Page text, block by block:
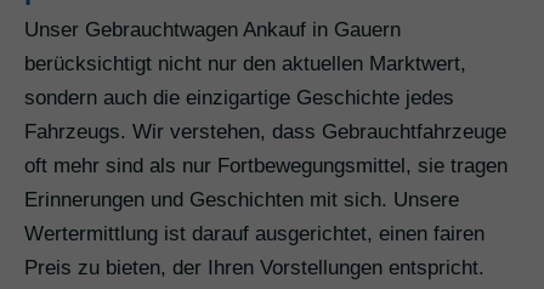
Unser Gebrauchtwagen Ankauf in Gauern
berücksichtigt nicht nur den aktuellen Marktwert,
sondern auch die einzigartige Geschichte jedes
Fahrzeugs. Wir verstehen, dass Gebrauchtfahrzeuge
oft mehr sind als nur Fortbewegungsmittel, sie tragen
Erinnerungen und Geschichten mit sich. Unsere
Wertermittlung ist darauf ausgerichtet, einen fairen
Preis zu bieten, der Ihren Vorstellungen entspricht.